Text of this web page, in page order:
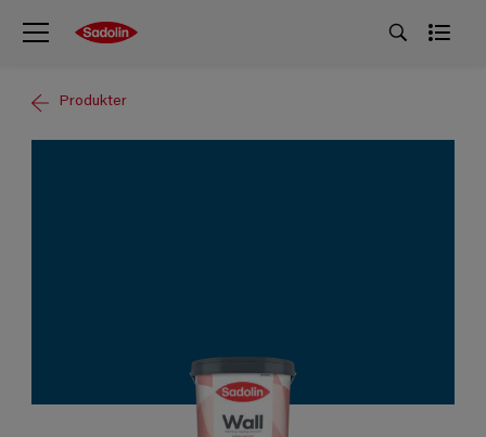
Produkter